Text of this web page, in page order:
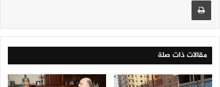
مقالات ذات صلة